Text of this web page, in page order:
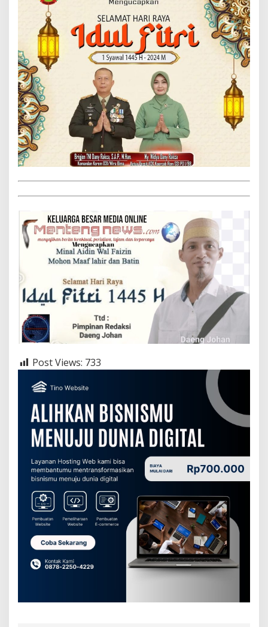
Post Views: 733